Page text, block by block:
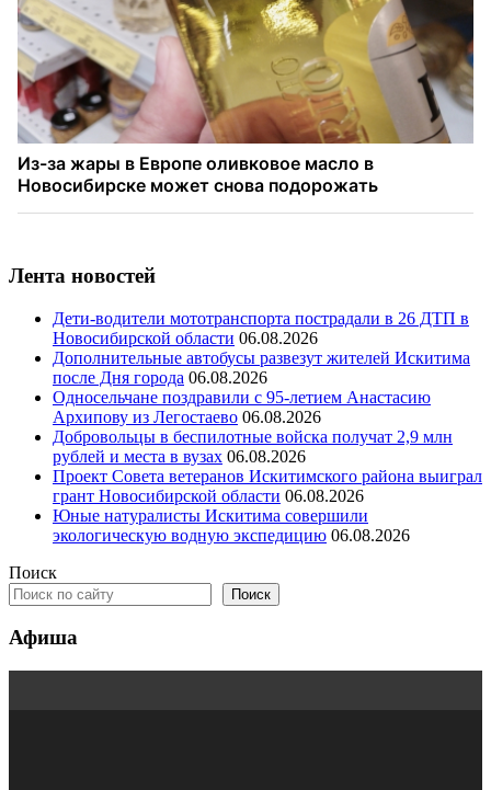
Лента новостей
Дети-водители мототранспорта пострадали в 26 ДТП в
Новосибирской области 06.08.2026
Дополнительные автобусы развезут жителей Искитима
после Дня города 06.08.2026
Односельчане поздравили с 95-летием Анастасию
Архипову из Легостаево 06.08.2026
Добровольцы в беспилотные войска получат 2,9 млн
рублей и места в вузах 06.08.2026
Проект Совета ветеранов Искитимского района выиграл
грант Новосибирской области 06.08.2026
Юные натуралисты Искитима совершили
экологическую водную экспедицию 06.08.2026
Поиск
Поиск
Афиша